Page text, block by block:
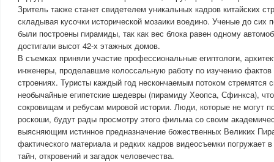
Зритель также станет свидетелем уникальных кадров китайских
складывая кусочки исторической мозаики воедино. Ученые до сих
были построены пирамиды, так как вес блока равен одному
достигали высот 42-х этажных домов.
В съемках приняли участие профессиональные египтологи,
инженеры, проделавшие колоссальную работу по изучению
строениях. Туристы каждый год нескончаемым потоком стремятся
необычайные египетские шедевры (пирамиду Хеопса, Сфинкса),
сокровищам и ребусам мировой истории. Люди, которые не могут
роскоши, будут рады просмотру этого фильма со своим
выясняющим истинное предназначение божественных Великих
фактического материала и редких кадров видеосъемки погружает
тайн, откровений и загадок человечества.